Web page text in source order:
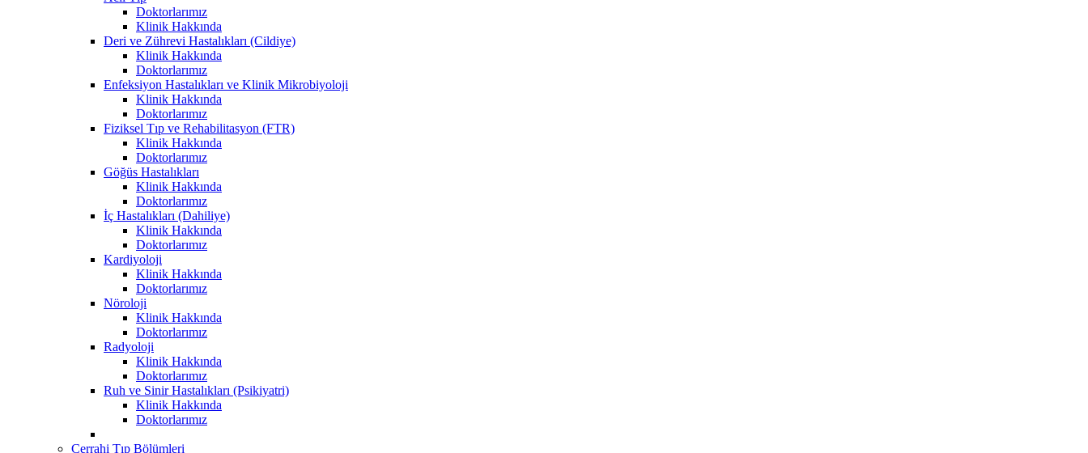
Doktorlarımız
Klinik Hakkında
Deri ve Zührevi Hastalıkları (Cildiye)
Klinik Hakkında
Doktorlarımız
Enfeksiyon Hastalıkları ve Klinik Mikrobiyoloji
Klinik Hakkında
Doktorlarımız
Fiziksel Tıp ve Rehabilitasyon (FTR)
Klinik Hakkında
Doktorlarımız
Göğüs Hastalıkları
Klinik Hakkında
Doktorlarımız
İç Hastalıkları (Dahiliye)
Klinik Hakkında
Doktorlarımız
Kardiyoloji
Klinik Hakkında
Doktorlarımız
Nöroloji
Klinik Hakkında
Doktorlarımız
Radyoloji
Klinik Hakkında
Doktorlarımız
Ruh ve Sinir Hastalıkları (Psikiyatri)
Klinik Hakkında
Doktorlarımız
Cerrahi Tıp Bölümleri